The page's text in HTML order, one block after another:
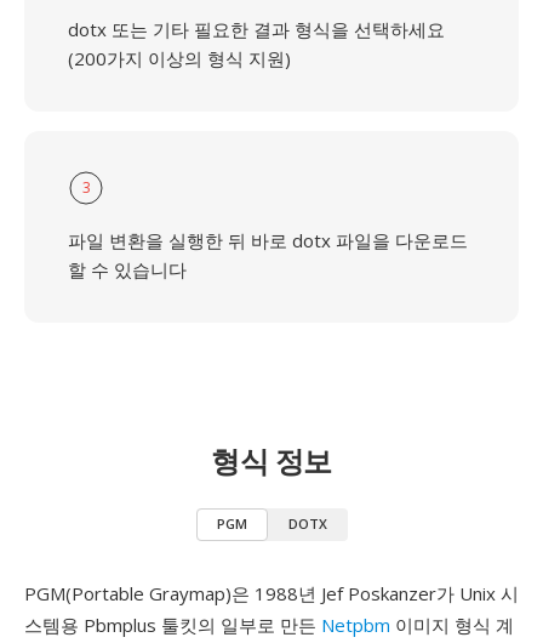
dotx 또는 기타 필요한 결과 형식을 선택하세요
(200가지 이상의 형식 지원)
3
파일 변환을 실행한 뒤 바로 dotx 파일을 다운로드
할 수 있습니다
형식 정보
PGM DOTX
PGM(Portable Graymap)은 1988년 Jef Poskanzer가 Unix 시
스템용 Pbmplus 툴킷의 일부로 만든 Netpbm 이미지 형식 계